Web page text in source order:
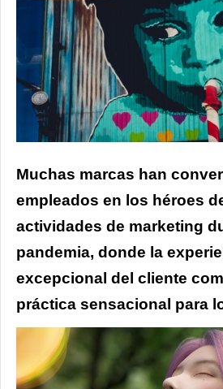
Muchas marcas han
empleados en los héroes
actividades de marketing
pandemia, donde la
excepcional del cliente
práctica sensacional para